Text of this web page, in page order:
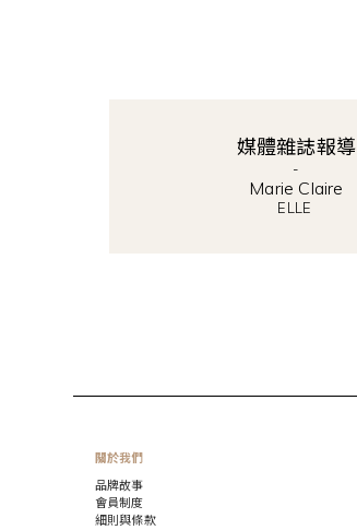
媒體雜誌報導
-
​Marie Claire
ELLE
關於我們
品牌故事
會員制度
細則與條款